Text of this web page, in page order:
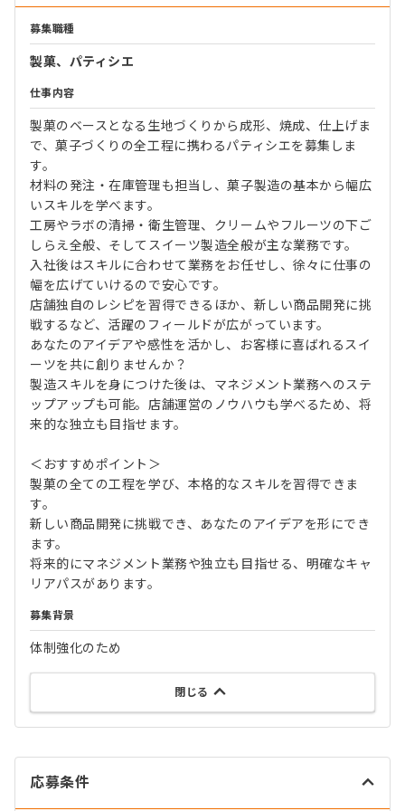
募集職種
製菓、パティシエ
仕事内容
製菓のベースとなる生地づくりから成形、焼成、仕上げま
で、菓子づくりの全工程に携わるパティシエを募集しま
す。
材料の発注・在庫管理も担当し、菓子製造の基本から幅広
いスキルを学べます。
工房やラボの清掃・衛生管理、クリームやフルーツの下ご
しらえ全般、そしてスイーツ製造全般が主な業務です。
入社後はスキルに合わせて業務をお任せし、徐々に仕事の
幅を広げていけるので安心です。
店舗独自のレシピを習得できるほか、新しい商品開発に挑
戦するなど、活躍のフィールドが広がっています。
あなたのアイデアや感性を活かし、お客様に喜ばれるスイ
ーツを共に創りませんか？
製造スキルを身につけた後は、マネジメント業務へのステ
ップアップも可能。店舗運営のノウハウも学べるため、将
来的な独立も目指せます。
＜おすすめポイント＞
製菓の全ての工程を学び、本格的なスキルを習得できま
す。
新しい商品開発に挑戦でき、あなたのアイデアを形にでき
ます。
将来的にマネジメント業務や独立も目指せる、明確なキャ
リアパスがあります。
募集背景
体制強化のため
閉じる
応募条件